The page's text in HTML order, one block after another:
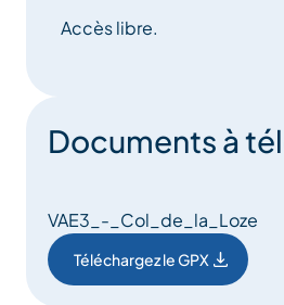
Accès libre.
Documents à
VAE3_-_Col_de_la_Loze
Téléchargez le GPX